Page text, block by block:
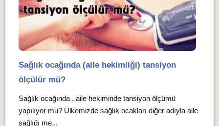
Sağlık ocağında (aile hekimliği) tansiyon
ölçülür mü?
Sağlık ocağında , aile hekiminde tansiyon ölçümü
yapılıyor mu? Ülkemizde sağlık ocakları diğer adıyla aile
sağlığı me...